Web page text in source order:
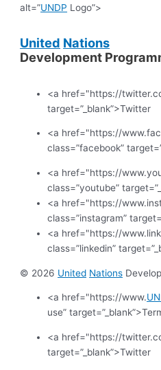
alt=”UNDP Logo”>
United Nations
Development
<a href="https://
target=”_blank”>Twitter
<a href="https://
class=”facebook”
<a href="https://
class=”youtube”
<a href="https://
class=”instagram”
<a href="https://
class=”linkedin”
© 2026 United Nations
<a href="https://www.
use”
<a href="https://
target=”_blank”>Twitter